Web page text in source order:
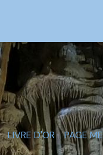
LIVRE D'OR PAGE